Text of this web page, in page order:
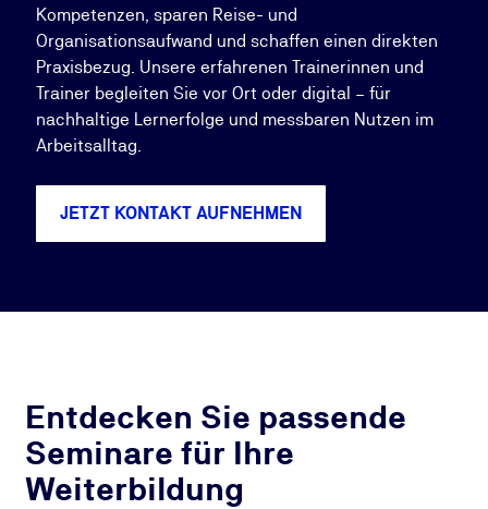
Kompetenzen, sparen Reise- und
Organisationsaufwand und schaffen einen direkten
Praxisbezug. Unsere erfahrenen Trainerinnen und
Trainer begleiten Sie vor Ort oder digital – für
nachhaltige Lernerfolge und messbaren Nutzen im
Arbeitsalltag.
JETZT KONTAKT AUFNEHMEN
Entdecken Sie passende
Seminare für Ihre
Weiterbildung